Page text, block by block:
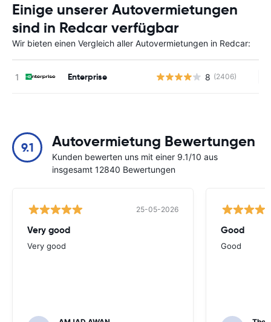
Einige unserer Autovermietungen
sind in Redcar verfügbar
Wir bieten einen Vergleich aller Autovermietungen in Redcar:
Enterprise 8 (2406)
9.1 Autovermietung Bewertungen
Kunden bewerten uns mit einer 9.1/10 aus
insgesamt 12840 Bewertungen
25-05-2026
Very good
Very good
Good
Good